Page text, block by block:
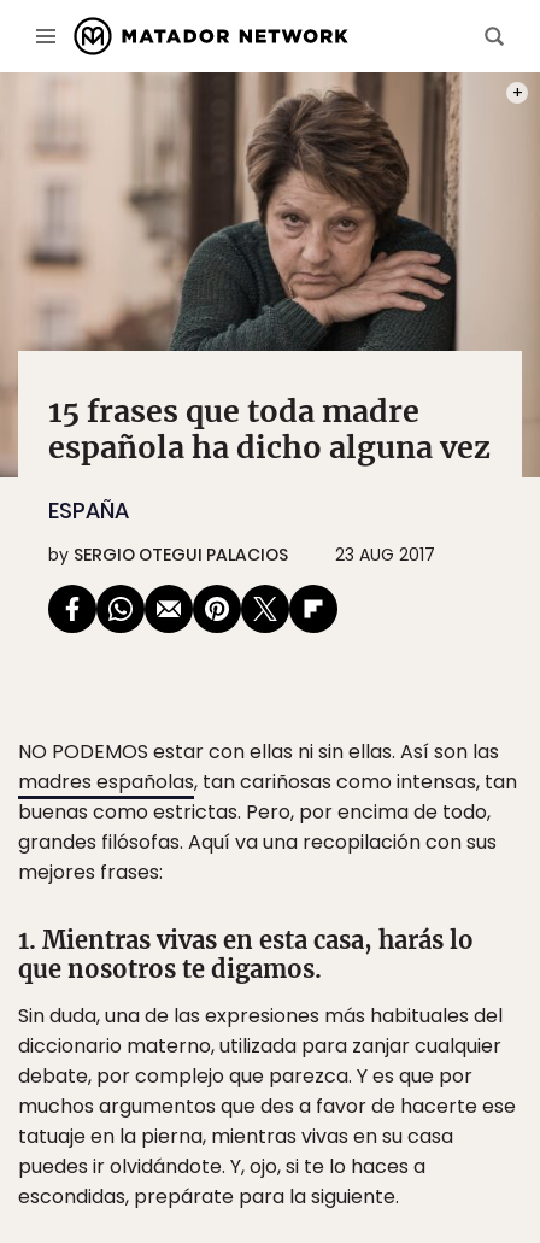
FOTO:
15 frases que toda madre
española ha dicho alguna vez
ESPAÑA
by SERGIO OTEGUI PALACIOS 23 AUG 2017
NO PODEMOS estar con ellas ni sin ellas. Así son las
madres españolas, tan cariñosas como intensas, tan
buenas como estrictas. Pero, por encima de todo,
grandes filósofas. Aquí va una recopilación con sus
mejores frases:
1. Mientras vivas en esta casa, harás lo
que nosotros te digamos.
Sin duda, una de las expresiones más habituales del
diccionario materno, utilizada para zanjar cualquier
debate, por complejo que parezca. Y es que por
muchos argumentos que des a favor de hacerte ese
tatuaje en la pierna, mientras vivas en su casa
puedes ir olvidándote. Y, ojo, si te lo haces a
escondidas, prepárate para la siguiente.